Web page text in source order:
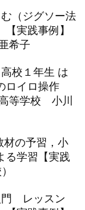
（ジグソー法
実践事例】
希子
校１年生 は
ロイロ操作
等学校 小川
材の予習，小
る学習【実践
門 レッスン